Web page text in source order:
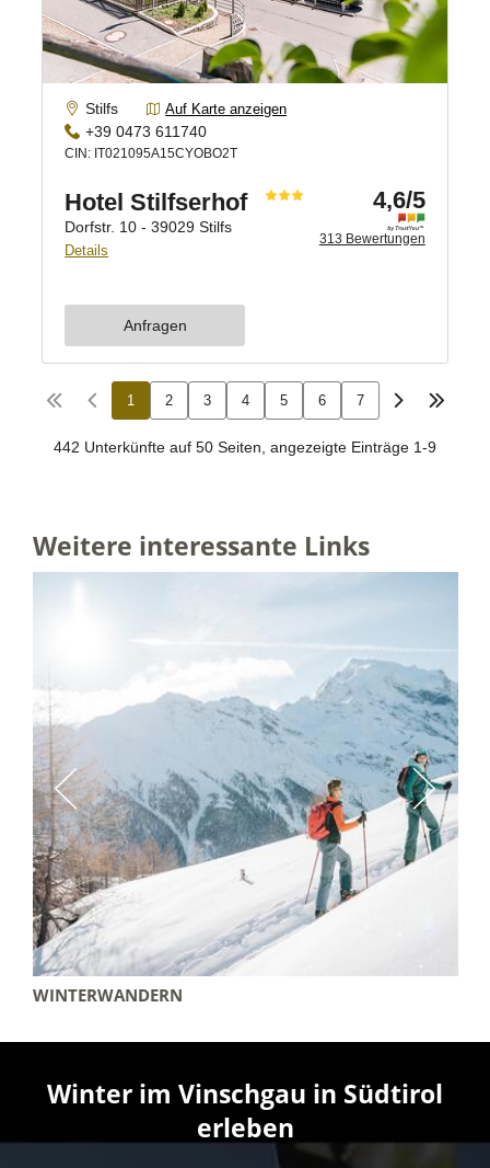
Weitere interessante Links
WINTERWANDERN
Winter im Vinschgau in Südtirol
erleben